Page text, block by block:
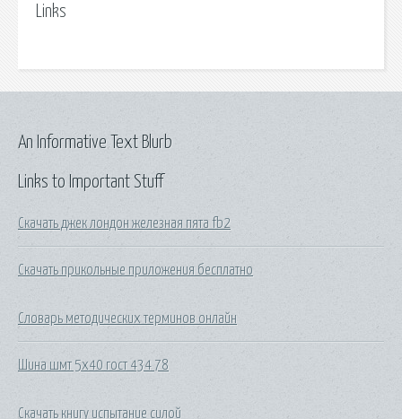
Links
Links to Important Stuff
Скачать джек лондон железная пята fb2
Скачать прикольные приложения бесплатно
Словарь методических терминов онлайн
Шина шмт 5х40 гост 434 78
Скачать книгу испытание силой
An Informative Text Blurb